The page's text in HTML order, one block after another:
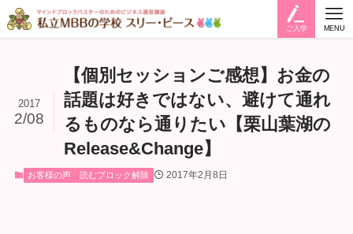
ご入学 MENU
【個別セッションご感想】お金の
話題は好きではない、避けて通れ
るものなら通りたい【栗山葉湖の
Release&Change】
2017
2/08
お客様の声 読むブロック解除 2017年2月8日